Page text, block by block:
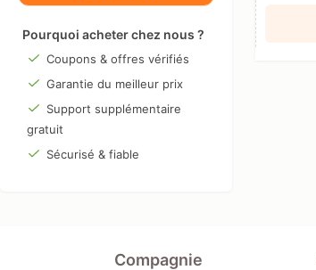
Pourquoi acheter chez nous ?
Coupons & offres vérifiés
Garantie du meilleur prix
Support supplémentaire
gratuit
Sécurisé & fiable
Compagnie